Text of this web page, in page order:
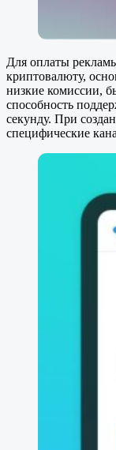
Для оплаты
криптовалюту,
низкие комиссии,
способность
секунду. При
специфические